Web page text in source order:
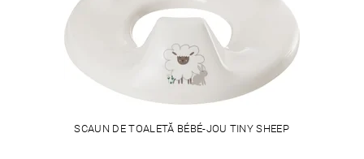
SCAUN DE TOALETĂ BÉBÉ-JOU TINY SHEEP